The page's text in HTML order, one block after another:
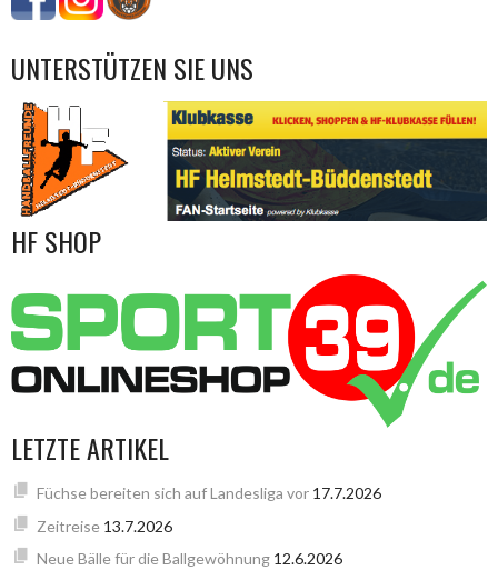
UNTERSTÜTZEN SIE UNS
HF SHOP
LETZTE ARTIKEL
Füchse bereiten sich auf Landesliga vor 17.7.2026
Zeitreise 13.7.2026
Neue Bälle für die Ballgewöhnung 12.6.2026